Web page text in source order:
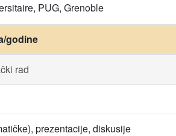
PUG, Grenoble
godine
rad
prezentacije, diskusije